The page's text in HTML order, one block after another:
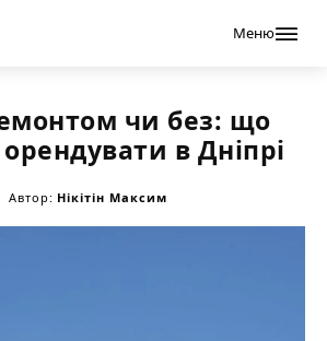
Меню
чи без: що
в Дніпрі
Автор: Нікітін Максим